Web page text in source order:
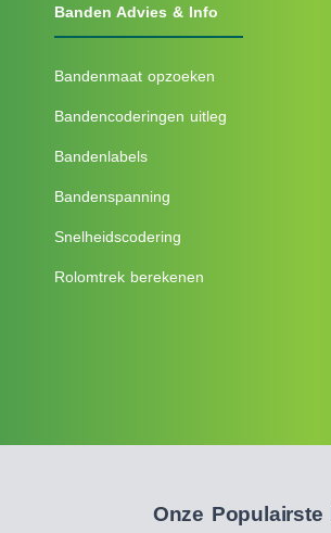
Banden Advies & Info
Bandenmaat opzoeken
Bandencoderingen uitleg
Bandenlabels
Bandenspanning
Snelheidscodering
Rolomtrek berekenen
Onze Populairste